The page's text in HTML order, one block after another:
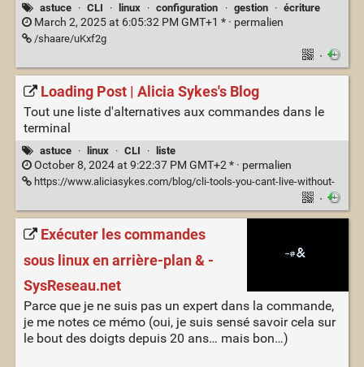
astuce · CLI · linux · configuration · gestion · écriture
March 2, 2025 at 6:05:32 PM GMT+1 * · permalien
/shaare/uKxf2g
·
Loading Post | Alicia Sykes's Blog
Tout une liste d'alternatives aux commandes dans le
terminal
astuce · linux · CLI · liste
October 8, 2024 at 9:22:37 PM GMT+2 * · permalien
https://www.aliciasykes.com/blog/cli-tools-you-cant-live-without-
·
Exécuter les commandes
sous linux en arrière-plan & -
SysReseau.net
Parce que je ne suis pas un expert dans la commande,
je me notes ce mémo (oui, je suis sensé savoir cela sur
le bout des doigts depuis 20 ans… mais bon…)